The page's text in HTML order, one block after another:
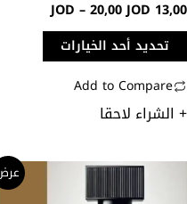
JOD–20,00JOD
تحديد أحد الخيارات
Add to Compare
الشراء لاحقا
عرضنطاق
السعر: